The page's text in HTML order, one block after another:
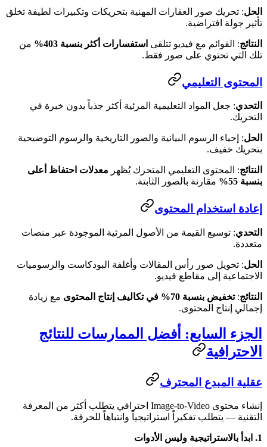
الحل: تحريك صور العقارات المهنية بتحريكات وتكبيرات لطيفة تخلق
تأثير جولة افتراضية.
النتائج: القوائم مع فيديو تتلقى استفسارات أكثر بنسبة 403%
من
تلك التي تحتوي على صور فقط.
المحتوى التعليمي
التحدي: جعل المواد التعليمية المرئية أكثر جذباً بدون خبرة في
التحريك.
الحل: إحياء الرسوم البيانية والصور التاريخية والرسوم التوضيحية
بتحريك خفيف.
النتائج: المحتوى التعليمي المتحرك يُظهر معدلات احتفاظ أعلى
بنسبة 55%
مقارنة بالصور الثابتة.
إعادة استخدام المحتوى
التحدي: توسيع القيمة من الأصول المرئية الموجودة عبر منصات
متعددة.
الحل: تحويل صور رأس المقالات وأغلفة البودكاست والرسوميات
الاجتماعية إلى مقاطع فيديو.
النتائج:تخفيض بنسبة 70% في تكاليف إنتاج المحتوى
مع زيادة
إجمالي إنتاج المحتوى.
الجزء السابع: أفضل الممارسات للنتائج
الاحترافية
عقلية المبدع المحترف
إنشاء محتوى Image-to-Video احترافي يتطلب أكثر من المعرفة
التقنية — يتطلب تفكيراً استراتيجياً وانتباهاً للحرفة.
1. ابدأ بالاستراتيجية وليس الأدوات